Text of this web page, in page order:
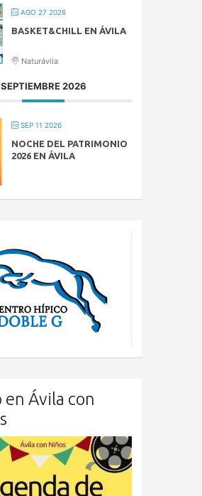
AGO 27 2026
BASKET&CHILL EN ÁVILA
Naturávila
SEPTIEMBRE 2026
SEP 11 2026
NOCHE DEL PATRIMONIO
2026 EN ÁVILA
en Ávila con